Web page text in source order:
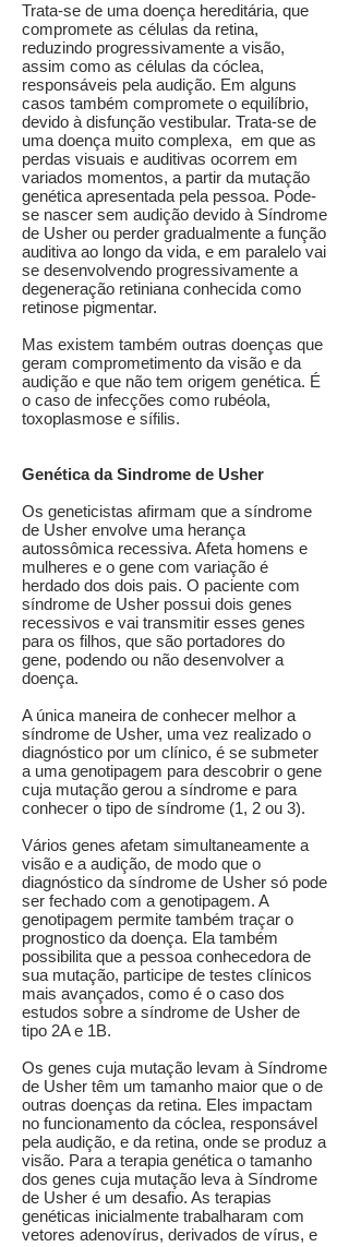
Trata-se de uma doença hereditária, que
compromete as células da retina,
reduzindo progressivamente a visão,
assim como as células da cóclea,
responsáveis pela audição. Em alguns
casos também compromete o equilíbrio,
devido à disfunção vestibular. Trata-se de
uma doença muito complexa, em que as
perdas visuais e auditivas ocorrem em
variados momentos, a partir da mutação
genética apresentada pela pessoa. Pode-
se nascer sem audição devido à Síndrome
de Usher ou perder gradualmente a função
auditiva ao longo da vida, e em paralelo vai
se desenvolvendo progressivamente a
degeneração retiniana conhecida como
retinose pigmentar.
Mas existem também outras doenças que
geram comprometimento da visão e da
audição e que não tem origem genética. É
o caso de infecções como rubéola,
toxoplasmose e sífilis.
Genética da Sindrome de Usher
Os geneticistas afirmam que a síndrome
de Usher envolve uma herança
autossômica recessiva. Afeta homens e
mulheres e o gene com variação é
herdado dos dois pais. O paciente com
síndrome de Usher possui dois genes
recessivos e vai transmitir esses genes
para os filhos, que são portadores do
gene, podendo ou não desenvolver a
doença.
A única maneira de conhecer melhor a
síndrome de Usher, uma vez realizado o
diagnóstico por um clínico, é se submeter
a uma genotipagem para descobrir o gene
cuja mutação gerou a síndrome e para
conhecer o tipo de síndrome (1, 2 ou 3).
Vários genes afetam simultaneamente a
visão e a audição, de modo que o
diagnóstico da síndrome de Usher só pode
ser fechado com a genotipagem. A
genotipagem permite também traçar o
prognostico da doença. Ela também
possibilita que a pessoa conhecedora de
sua mutação, participe de testes clínicos
mais avançados, como é o caso dos
estudos sobre a síndrome de Usher de
tipo 2A e 1B.
Os genes cuja mutação levam à Síndrome
de Usher têm um tamanho maior que o de
outras doenças da retina. Eles impactam
no funcionamento da cóclea, responsável
pela audição, e da retina, onde se produz a
visão. Para a terapia genética o tamanho
dos genes cuja mutação leva à Síndrome
de Usher é um desafio. As terapias
genéticas inicialmente trabalharam com
vetores adenovírus, derivados de vírus, e